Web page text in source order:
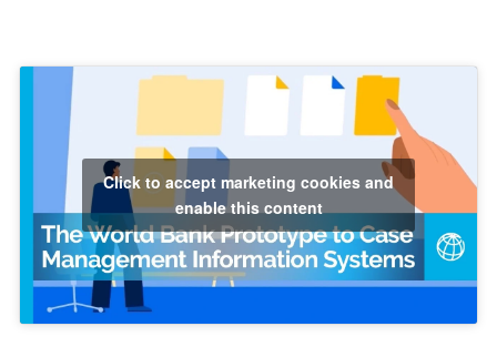
Click to accept marketing cookies and
enable this content